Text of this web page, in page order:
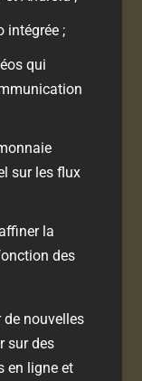
intégrée ;
qui
sur les flux
la
des
de nouvelles
sur des
en ligne et